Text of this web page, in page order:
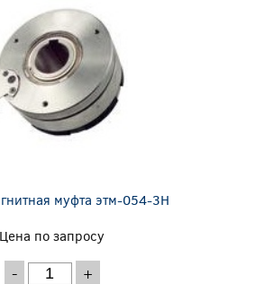
муфта этм-054-3Н
Цена по запросу
- +